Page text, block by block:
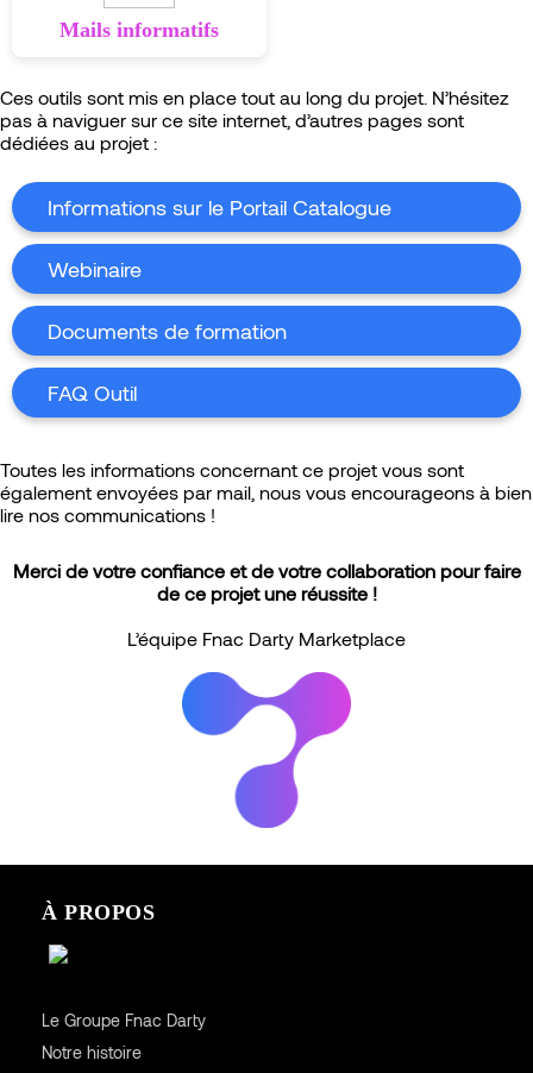
Mails informatifs
Ces outils sont mis en place tout au long du projet. N’hésitez
pas à naviguer sur ce site internet, d’autres pages sont
dédiées au projet :
Informations sur le Portail Catalogue
Webinaire
Documents de formation
FAQ Outil
Toutes les informations concernant ce projet vous sont
également envoyées par mail, nous vous encourageons à bien
lire nos communications !
Merci de votre confiance et de votre collaboration pour faire
de ce projet une réussite !
L’équipe Fnac Darty Marketplace
À PROPOS
Le Groupe Fnac Darty
Notre histoire